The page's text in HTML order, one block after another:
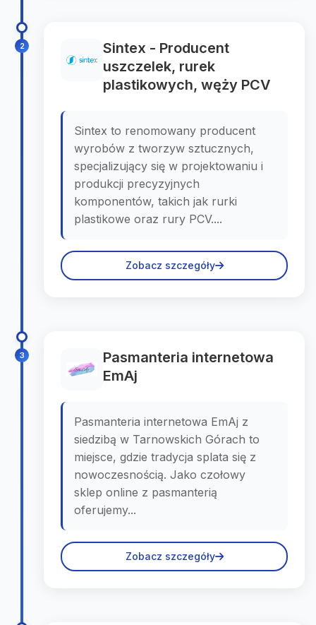
2
Sintex - Producent
uszczelek, rurek
plastikowych, węży PCV
Sintex to renomowany producent
wyrobów z tworzyw sztucznych,
specjalizujący się w projektowaniu i
produkcji precyzyjnych
komponentów, takich jak rurki
plastikowe oraz rury PCV....
Zobacz szczegóły
3
Pasmanteria internetowa
EmAj
Pasmanteria internetowa EmAj z
siedzibą w Tarnowskich Górach to
miejsce, gdzie tradycja splata się z
nowoczesnością. Jako czołowy
sklep online z pasmanterią
oferujemy...
Zobacz szczegóły